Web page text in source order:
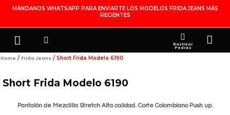
Contenido
MÁNDANOS WHATSAPP PARA ENVIARTE LOS MODELOS FRIDA JEANS MÁS
RECIENTES
MenuSearch Rastrear
Pedido
Home / Frida Jeans / Short Frida Modelo 6190
Short Frida Modelo 6190
Pantalón de Mezclilla Stretch Alta calidad. Corte Colombiano Push up.